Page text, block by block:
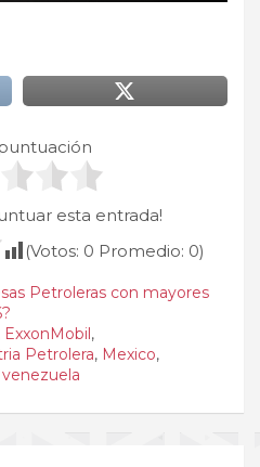
esta entrada!
(Votos: 0 Promedio: 0)
Petroleras con mayores
ExxonMobil ,
Petrolera, Mexico,
venezuela